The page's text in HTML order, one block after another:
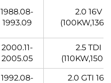
1988.08-
1993.09
2.0 16V
2000.11-
2005.05
2.5 TDI
1992.08-
2.0 GTI 16V